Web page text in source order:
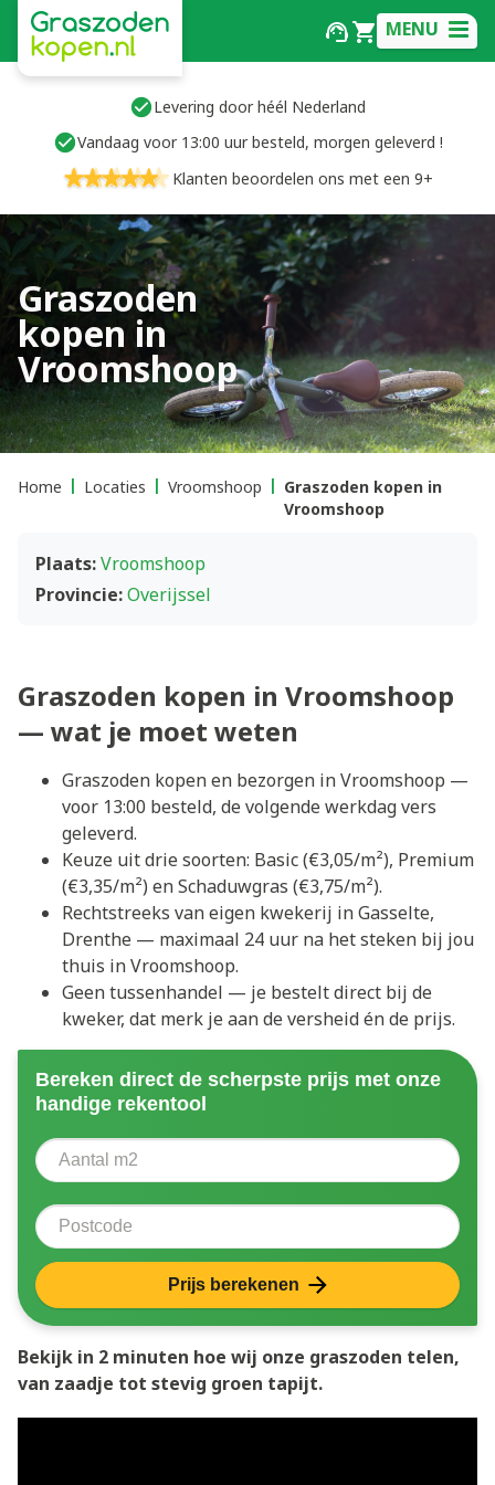
MENU
Levering door héél Nederland
Vandaag voor 13:00 uur besteld, morgen geleverd !
Klanten beoordelen ons met een 9+
Graszoden
kopen in
Vroomshoop
Home Locaties Vroomshoop
Graszoden kopen in
Vroomshoop
Plaats:Vroomshoop
Provincie:Overijssel
Graszoden kopen in Vroomshoop
— wat je moet weten
Graszoden kopen en bezorgen in Vroomshoop —
voor 13:00 besteld, de volgende werkdag vers
geleverd.
Keuze uit drie soorten: Basic (€3,05/m²), Premium
(€3,35/m²) en Schaduwgras (€3,75/m²).
Rechtstreeks van eigen kwekerij in Gasselte,
Drenthe — maximaal 24 uur na het steken bij jou
thuis in Vroomshoop.
Geen tussenhandel — je bestelt direct bij de
kweker, dat merk je aan de versheid én de prijs.
Bereken direct de scherpste prijs met onze
handige rekentool
Aantal vierkante meter
Postcode
Prijs berekenen
Bekijk in 2 minuten hoe wij onze graszoden telen,
van zaadje tot stevig groen tapijt.